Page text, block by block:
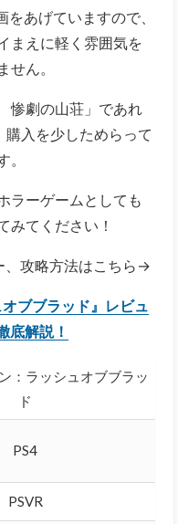
あげていますので、
まえに軽く雰囲気を
せん。
惨劇の山荘」であれ
入を少しためらって
ラーゲームとしても
みてください！
、攻略方法はこちら→
ブブラッド』レビュ
底解説！
：ラッシュオブブラッ
ド
PS4
PSVR